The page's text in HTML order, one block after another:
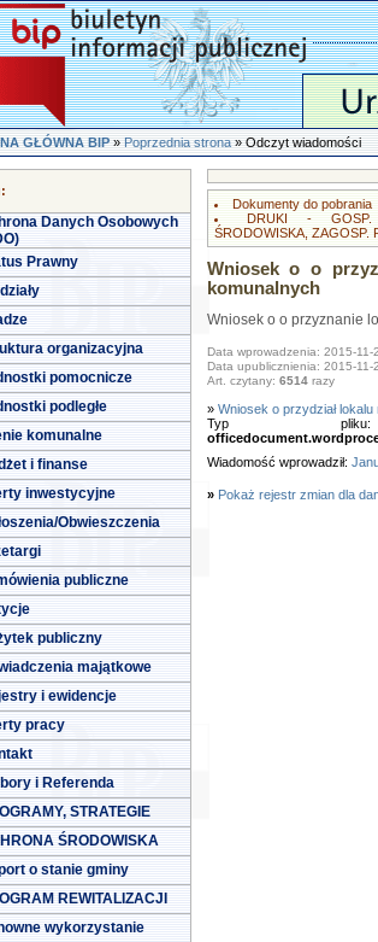
GŁÓWNA BIP»Poprzednia strona» Odczyt wiadomości
Danych Osobowych
Prawny
organizacyjna
pomocnicze
podległe
komunalne
i finanse
inwestycyjne
Obwieszczenia
publiczne
publiczny
majątkowe
i ewidencje
pracy
i Referenda
STRATEGIE
ŚRODOWISKA
o stanie gminy
REWITALIZACJI
wykorzystanie
Dokumenty do pobrania
DRUKI - GOSP.
ŚRODOWISKA, ZAGOSP.
Wniosek o o
komunalnych
Wniosek o o przyznanie
Data wprowadzenia: 2015-11-
Data upublicznienia: 2015-11-
Art. czytany: 6514razy
» Wniosek o przydział
Typ
Wiadomość wprowadził:
» Pokaż rejestr zmian dla